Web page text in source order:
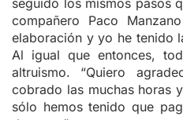
compañero Paco
elaboración y yo he tenido
Al igual que entonces,
altruismo. “Quiero
cobrado las muchas horas
sólo hemos tenido que